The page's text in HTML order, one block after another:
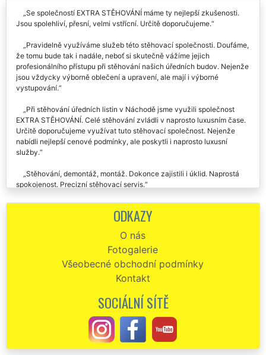
Se společností EXTRA STĚHOVÁNÍ máme ty nejlepší zkušenosti.
Pravidelně využíváme služeb této stěhovací společnosti. Doufáme,
že tomu bude tak i nadále, neboť si skutečně vážíme jejich
profesionálního přístupu při stěhování našich úředních budov. Nejenže
jsou vždycky výborně oblečení a upravení, ale mají i výborné
Při stěhování úředních listin v Náchodě jsme využili společnost
EXTRA STĚHOVÁNÍ. Celé stěhování zvládli v naprosto luxusním čase.
Určitě doporučujeme využívat tuto stěhovací společnost. Nejenže
nabídli nejlepší cenové podmínky, ale poskytli i naprosto luxusní
Stěhování, demontáž, montáž. Dokonce zajistili i úklid. Naprostá
ODKAZY
O nás
Fotogalerie
Všeobecné obchodní podmínky
Kontakt
SOCIÁLNÍ SÍTĚ